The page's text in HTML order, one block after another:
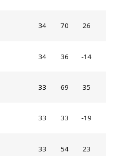
34 70 26
34 36 -14
33 69 35
33 33 -19
33 54 23